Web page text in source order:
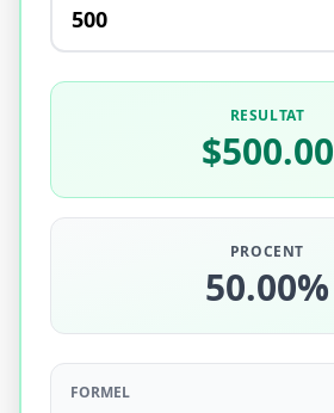
RESULTAT
$500.00
PROCENT
50.00%
FORMEL